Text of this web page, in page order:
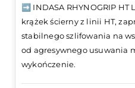
➡️ INDASA RHYNOGRIP HT
krążek ścierny z linii HT,
stabilnego szlifowania na
od agresywnego usuwania
wykończenie.